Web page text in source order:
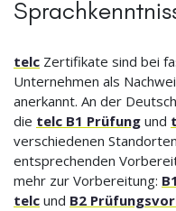
telc Zertifikate sind bei
Unternehmen als
anerkannt. An der
die telc B1 Prüfung und
verschiedenen
entsprechenden
mehr zur Vorbereitung:
telc und B2